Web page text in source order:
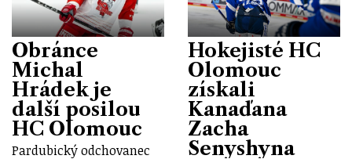
Obránce
Michal
Hrádek je
další posilou
HC Olomouc
Pardubický odchovanec
Hokejisté HC
Olomouc
získali
Kanaďana
Zacha
Senyshyna